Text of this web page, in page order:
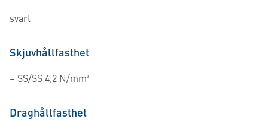
svart
Skjuvhållfasthet
– SS/SS 4,2 N/mm²
Draghållfasthet